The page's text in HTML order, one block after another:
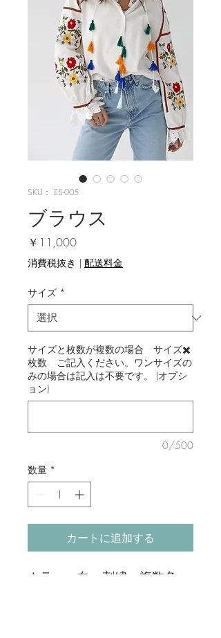
SKU： ES-005
ブラウス
￥11,000価格
消費税抜き | 配送料金
サイズ *
サイズと枚数が複数の場合 サイズ✖️
枚数 ご記入ください。ワンサイズの
みの場合は記入は不要です。 (オプシ
ョン)
0/500
数量 *
カートに追加する
カラー：白 刺繡 複数色